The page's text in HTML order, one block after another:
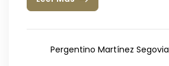
Pergentino Martínez Segovia